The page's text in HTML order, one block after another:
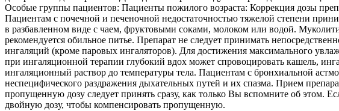
Особые группы пациентов: Пациенты пожилого возраста: Коррекция дозы
Пациентам с почечной и печеночной недостаточностью тяжелой степени
в разбавленном виде с чаем, фруктовыми соками, молоком или водой.
рекомендуется обильное питье. Препарат не следует принимать
ингаляций (кроме паровых ингаляторов). Для достижения максимального
при ингаляционной терапии глубокий вдох может спровоцировать кашель,
ингаляционный раствор до температуры тела. Пациентам с бронхиальной
неспецифического раздражения дыхательных путей и их спазма. Прием
пропущенную дозу следует принять сразу, как только Вы вспомните об
двойную дозу, чтобы компенсировать пропущенную.